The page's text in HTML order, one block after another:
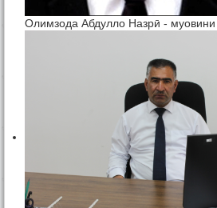
Олимзода Абдулло Назрӣ -